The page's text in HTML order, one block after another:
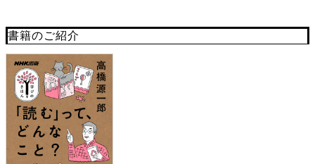
書籍のご紹介